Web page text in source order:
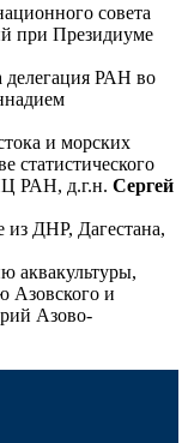
совета
при Президиуме
делегация РАН во
и морских
статистического
РАН, д.г.н. Сергей
из ДНР, Дагестана,
аквакультуры,
Азовского и
Азово-